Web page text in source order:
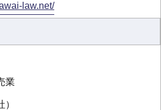
law.net/
業